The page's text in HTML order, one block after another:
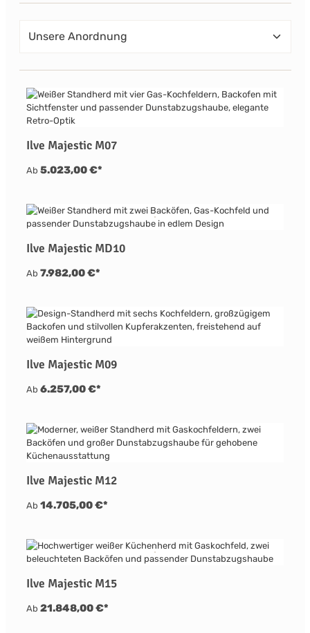
Ilve Majestic M07
Ab 5.023,00 €*
Ilve Majestic MD10
Ab 7.982,00 €*
Ilve Majestic M09
Ab 6.257,00 €*
Ilve Majestic M12
Ab 14.705,00 €*
Ilve Majestic M15
Ab 21.848,00 €*